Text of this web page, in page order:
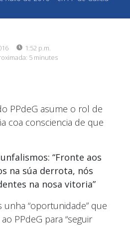
1:52 p.m.
5 minutes
PPdeG asume o rol de
coa consciencia de que
“Fronte aos
na súa derrota, nós
na nosa vitoria”
“oportunidade” que
PPdeG para “seguir